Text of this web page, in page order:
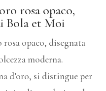
rosa opaco,
Bola et Moi
opaco, disegnata
moderna.
d’oro, si distingue per